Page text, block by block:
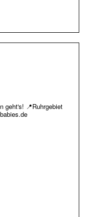
geht's! 📍Ruhrgebiet